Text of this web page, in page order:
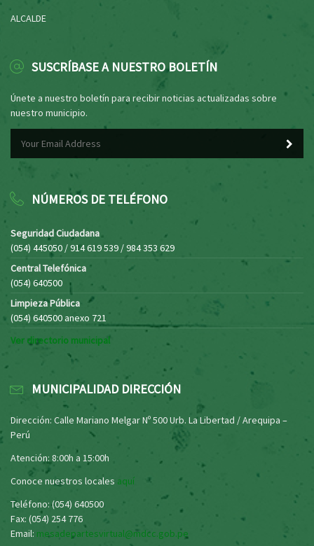
ALCALDE
SUSCRÍBASE A NUESTRO BOLETÍN
Únete a nuestro boletín para recibir noticias actualizadas sobre
nuestro municipio.
NÚMEROS DE TELÉFONO
Seguridad Ciudadana
(054) 445050 / 914 619 539 / 984 353 629
Central Telefónica
(054) 640500
Limpieza Pública
(054) 640500 anexo 721
Ver directorio municipal
MUNICIPALIDAD DIRECCIÓN
Dirección: Calle Mariano Melgar Nº 500 Urb. La Libertad / Arequipa –
Perú
Atención: 8:00h a 15:00h
Conoce nuestros locales aquí
Teléfono: (054) 640500
Fax: (054) 254 776
Email: mesadepartesvirtual@mdcc.gob.pe